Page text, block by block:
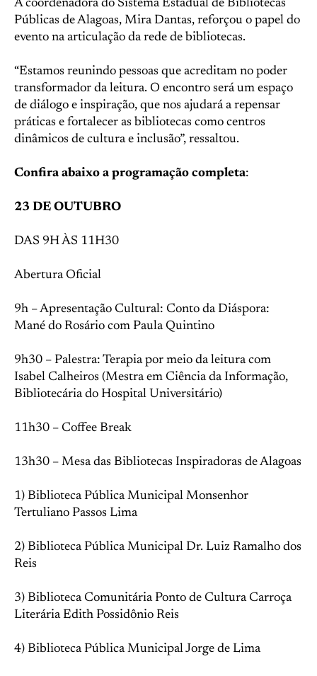
A coordenadora do Sistema Estadual de Bibliotecas
Públicas de Alagoas, Mira Dantas, reforçou o papel do
evento na articulação da rede de bibliotecas.
“Estamos reunindo pessoas que acreditam no poder
transformador da leitura. O encontro será um espaço
de diálogo e inspiração, que nos ajudará a repensar
práticas e fortalecer as bibliotecas como centros
dinâmicos de cultura e inclusão”, ressaltou.
Confira abaixo a programação completa:
23 DE OUTUBRO
DAS 9H ÀS 11H30
Abertura Oficial
9h – Apresentação Cultural: Conto da Diáspora:
Mané do Rosário com Paula Quintino
9h30 – Palestra: Terapia por meio da leitura com
Isabel Calheiros (Mestra em Ciência da Informação,
Bibliotecária do Hospital Universitário)
11h30 – Coffee Break
13h30 – Mesa das Bibliotecas Inspiradoras de Alagoas
1) Biblioteca Pública Municipal Monsenhor
Tertuliano Passos Lima
2) Biblioteca Pública Municipal Dr. Luiz Ramalho dos
Reis
3) Biblioteca Comunitária Ponto de Cultura Carroça
Literária Edith Possidônio Reis
4) Biblioteca Pública Municipal Jorge de Lima